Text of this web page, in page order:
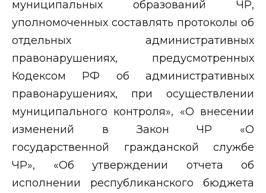
муниципальных образований ЧР,
уполномоченных составлять протоколы об
отдельных административных
правонарушениях, предусмотренных
Кодексом РФ об административных
правонарушениях, при осуществлении
муниципального контроля», «О внесении
изменений в Закон ЧР «О
государственной гражданской службе
ЧР», «Об утверждении отчета об
исполнении республиканского бюджета